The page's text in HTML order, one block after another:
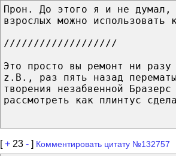
Прон. До этого я и не думал,
взрослых можно
///////////////////
Это просто вы ремонт ни
z.B., раз пять назад
творения незабвенной Бразерс
рассмотреть как плинтус
[+ 23 - ] Комментировать цитату №132757